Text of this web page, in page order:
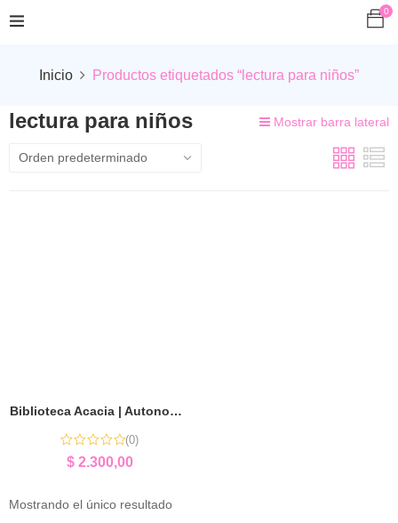
0
Inicio Productos etiquetados “lectura para niños”
lectura para niños Mostrar barra lateral
Biblioteca Acacia | Autonomía y Estimulación Temprana
(0)
$2.300,00
Mostrando el único resultado